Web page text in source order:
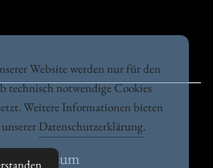
Impressum
Website werden nur für den
technisch notwendige Cookies
Weitere Informationen bieten
Datenschutzerklärung.